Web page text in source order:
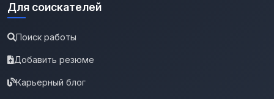
Для соискателей
Поиск работы
Добавить резюме
Карьерный блог